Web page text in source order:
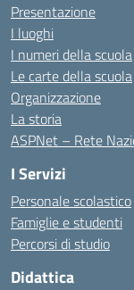
Presentazione
I luoghi
I numeri della scuola
Le carte della scuola
Organizzazione
La storia
ASPNet – Rete
I Servizi
Personale scolastico
Famiglie e studenti
Percorsi di studio
Didattica